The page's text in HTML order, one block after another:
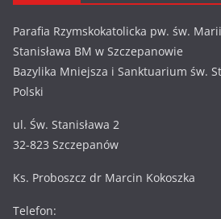
Parafia Rzymskokatolicka pw. św.
Stanisława BM w Szczepanowie
Bazylika Mniejsza i Sanktuarium św.
Polski
ul. Św. Stanisława 2
32-823 Szczepanów
Ks. Proboszcz dr Marcin Kokoszka
Telefon: